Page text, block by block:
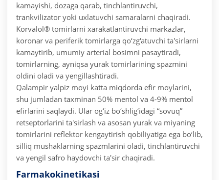
kamayishi, dozaga qarab, tinchlantiruvchi,
trankvilizator yoki uxlatuvchi samaralarni chaqiradi.
Korvalol® tomirlarni xarakatlantiruvchi markazlar,
koronar va periferik tomirlarga qo‘zg‘atuvchi ta'sirlarni
kamaytirib, umumiy arterial bosimni pasaytiradi,
tomirlarning, ayniqsa yurak tomirlarining spazmini
oldini oladi va yengillashtiradi.
Qalampir yalpiz moyi katta miqdorda efir moylarini,
shu jumladan taxminan 50% mentol va 4-9% mentol
efirlarini saqlaydi. Ular og‘iz bo‘shlig‘idagi “sovuq”
retseptorlarini ta'sirlash va asosan yurak va miyaning
tomirlarini reflektor kengaytirish qobiliyatiga ega bo‘lib,
silliq mushaklarning spazmlarini oladi, tinchlantiruvchi
va yengil safro haydovchi ta'sir chaqiradi.
Farmakokinetikasi